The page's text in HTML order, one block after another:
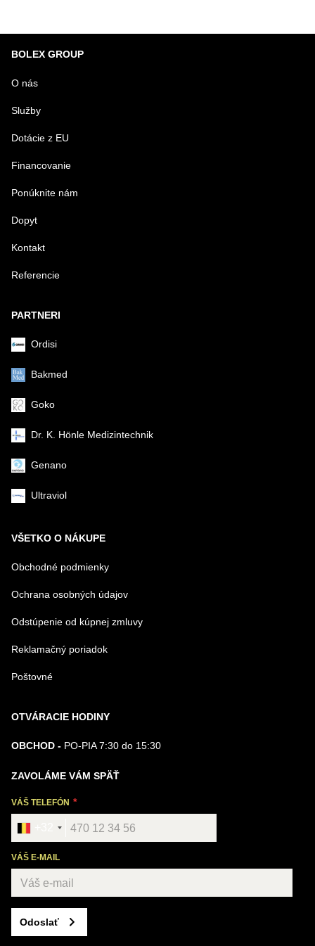
BOLEX GROUP
O nás
Služby
Dotácie z EU
Financovanie
Ponúknite nám
Dopyt
Kontakt
Referencie
PARTNERI
Ordisi
Bakmed
Goko
Dr. K. Hönle Medizintechnik
Genano
Ultraviol
VŠETKO O NÁKUPE
Obchodné podmienky
Ochrana osobných údajov
Odstúpenie od kúpnej zmluvy
Reklamačný poriadok
Poštovné
OTVÁRACIE HODINY
OBCHOD - PO-PIA 7:30 do 15:30
ZAVOLÁME VÁM SPÄŤ
VÁŠ TELEFÓN
VÁŠ E-MAIL
Odoslať